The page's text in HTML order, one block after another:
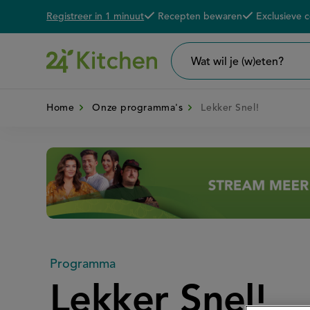
Overslaan
inhoud
Registreer in 1 minuut
De voordelen van een 24K account
Recepten bewaren Exclusieve
wil
Home Onze programma's Lekker Snel!
Disney+
Programma